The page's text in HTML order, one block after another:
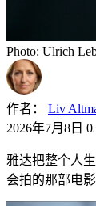
Photo: Ulrich
作者：
Liv
2026年7月8日
雅达把整个人
会拍的那部电